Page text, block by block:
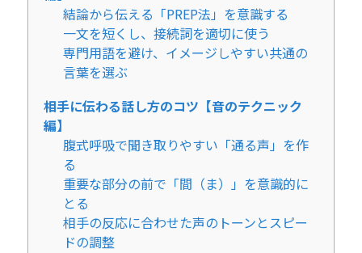
結論から伝える「PREP法」を意識する
一文を短くし、接続詞を適切に使う
専門用語を避け、イメージしやすい共通の
言葉を選ぶ
相手に伝わる話し方のコツ【音のテクニック
編】
腹式呼吸で聞き取りやすい「通る声」を作
る
重要な部分の前で「間（ま）」を意識的に
とる
相手の反応に合わせた声のトーンとスピー
ドの調整